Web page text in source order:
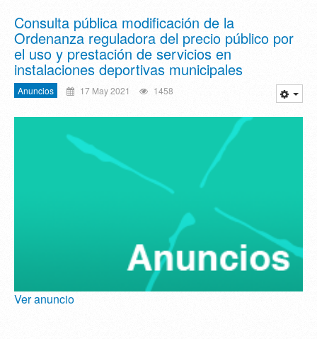
Consulta pública modificación de la
Ordenanza reguladora del precio público por
el uso y prestación de servicios en
instalaciones deportivas municipales
Anuncios 17 May 2021 1458
Ver anuncio